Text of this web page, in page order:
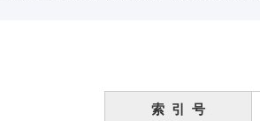
索 引 号